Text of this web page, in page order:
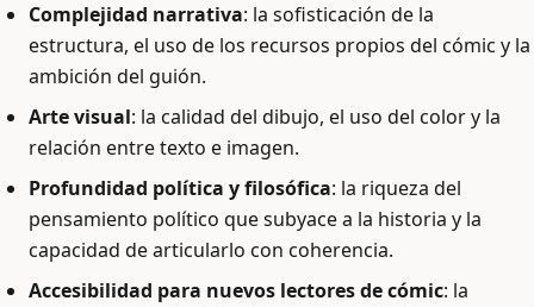
Complejidad narrativa: la sofisticación de la
estructura, el uso de los recursos propios del cómic y la
ambición del guión.
Arte visual: la calidad del dibujo, el uso del color y la
relación entre texto e imagen.
Profundidad política y filosófica: la riqueza del
pensamiento político que subyace a la historia y la
capacidad de articularlo con coherencia.
Accesibilidad para nuevos lectores de cómic: la